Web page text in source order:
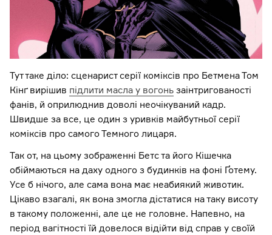
Тут таке діло: сценарист серії коміксів про Бетмена Том
Кінґ вирішив підлити масла у вогонь заінтригованості
фанів, й оприлюднив доволі неочікуваний кадр.
Швидше за все, це один з уривків майбутньої серії
коміксів про самого Темного лицаря.
Так от, на цьому зображенні Бетс та його Кішечка
обіймаються на даху одного з будинків на фоні Ґотему.
Усе б нічого, але сама вона має неабиякий животик.
Цікаво взагалі, як вона змогла дістатися на таку висоту
в такому положенні, але це не головне. Напевно, на
період вагітності їй довелося відійти від справ у своїй